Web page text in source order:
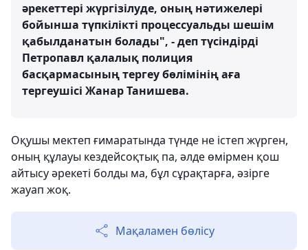
әрекеттері жүргізілуде, оның нәтижелері
бойынша түпкілікті процессуальды шешім
қабылданатын болады", - деп түсіндірді
Петропавл қалалық полиция
басқармасының тергеу бөлімінің аға
тергеушісі Жанар Танишева.
Оқушы мектеп ғимаратында түнде не істеп жүрген,
оның құлауы кездейсоқтық па, әлде өмірмен қош
айтысу әрекеті болды ма, бұл сұрақтарға, әзірге
жауап жоқ.
Мақаламен бөлісу